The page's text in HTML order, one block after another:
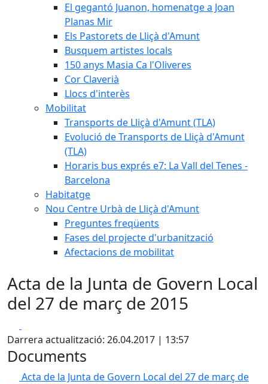
El gegantó Juanon, homenatge a Joan
Planas Mir
Els Pastorets de Lliçà d'Amunt
Busquem artistes locals
150 anys Masia Ca l'Oliveres
Cor Claverià
Llocs d'interès
Mobilitat
Transports de Lliçà d'Amunt (TLA)
Evolució de Transports de Lliçà d'Amunt
(TLA)
Horaris bus exprés e7: La Vall del Tenes -
Barcelona
Habitatge
Nou Centre Urbà de Lliçà d'Amunt
Preguntes freqüents
Fases del projecte d'urbanització
Afectacions de mobilitat
Acta de la Junta de Govern Local
del 27 de març de 2015
Darrera actualització: 26.04.2017 | 13:57
Documents
Acta de la Junta de Govern Local del 27 de març de